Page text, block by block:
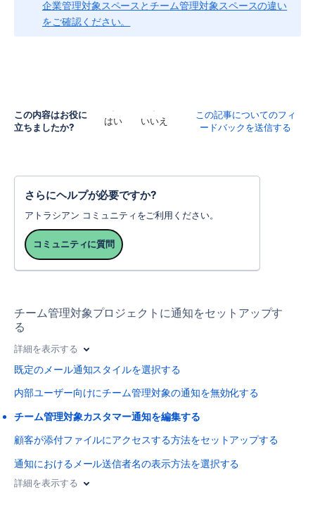
企業管理対象スペースとチーム管理対象スペースの違い
をご確認ください。
この内容はお役に
立ちましたか?
はい いいえ
この記事についてのフィ
ードバックを送信する
さらにヘルプが必要ですか?
アトラシアン コミュニティをご利用ください。
コミュニティに質問
チーム管理対象プロジェクトに通知をセットアップす
る
詳細を表示する
既定のメール通知スタイルを選択する
内部ユーザー向けにチーム管理対象の通知を無効化する
チーム管理対象カスタマー通知を編集する
顧客が添付ファイルにアクセスする方法をセットアップする
通知におけるメール送信者名の表示方法を選択する
詳細を表示する